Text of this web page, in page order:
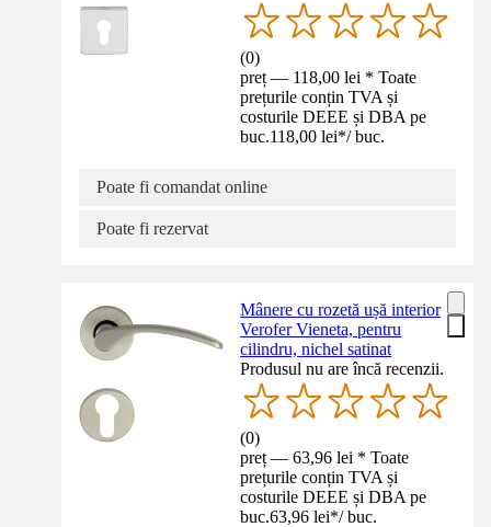
(0)
preț — 118,00 lei * Toate
prețurile conțin TVA și
costurile DEEE și DBA pe
buc.118,00 lei*/ buc.
Poate fi comandat online
Poate fi rezervat
Mânere cu rozetă ușă interior
Verofer Vieneta, pentru
cilindru, nichel satinat
Produsul nu are încă recenzii.
(0)
preț — 63,96 lei * Toate
prețurile conțin TVA și
costurile DEEE și DBA pe
buc.63,96 lei*/ buc.